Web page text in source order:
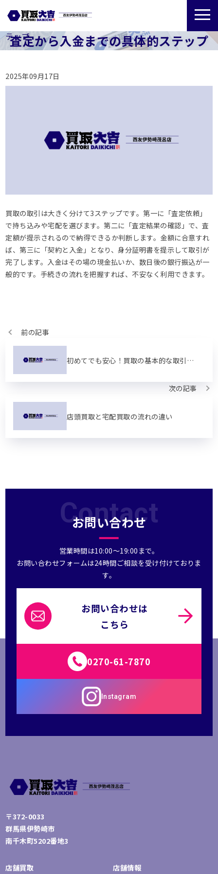
査定から入金までの具体的ステップ
ホーム > GMB投稿
査定から入金までの具体的ス
テップ
2025年09月17日
買取の取引は大きく分けて3ステップです。第一に「査定依頼」
で持ち込みや宅配を選びます。第二に「査定結果の確認」で、査
定額が提示されるので納得できるか判断します。金額に合意すれ
ば、第三に「契約と入金」となり、身分証明書を提示して取引が
完了します。入金はその場の現金払いか、数日後の銀行振込が一
般的です。手続きの流れを把握すれば、不安なく利用できます。
前の記事
初めてでも安心！買取の基本的な取引の流れ
次の記事
店頭買取と宅配買取の流れの違い
Contact
お問い合わせ
営業時間は10:00～19:00まで。
お問い合わせフォームは24時間ご相談を受け付けておりま
す。
お問い合わせは
こちら
0270-61-7870
Instagram
〒372-0033
群馬県伊勢崎市
南千木町5202番地3
店舗買取 店舗情報